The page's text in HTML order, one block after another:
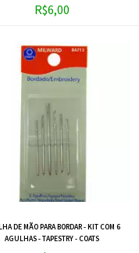
R$6,00
DE MÃO PARA BORDAR - KIT COM 6
AGULHAS - TAPESTRY - COATS